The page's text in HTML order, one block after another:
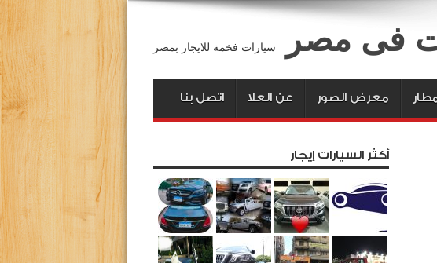
فى مصر سيارات فخمة للايجار بمصر
معرض الصور عن العلا اتصل بنا
أكثر السيارات إيجار